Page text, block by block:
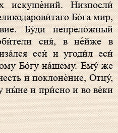
искуше́ний. Низпосли́
Бо́га мир,
Бу́ди непрело́жный
сия́, в не́йже в
еси́ и угоди́л еси́
Бо́гу на́шему. Ему́ же
и поклоне́ние, Отцу́,
и при́сно и во ве́ки